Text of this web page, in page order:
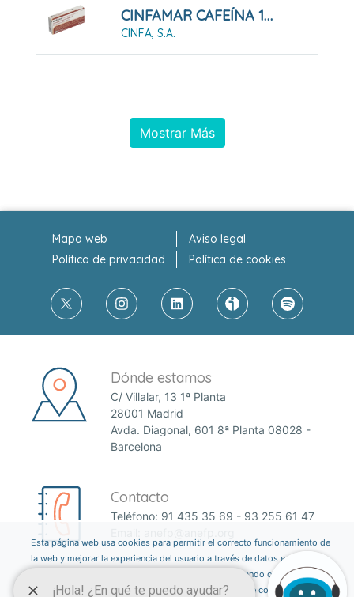
CINFAMAR CAFEÍNA 10 COMPRIMIDOS RECUBIERTOS
CINFA, S.A.
Mostrar Más
Mapa web
Aviso legal
Política de privacidad
Política de cookies
Dónde estamos
C/ Villalar, 13 1ª Planta
28001 Madrid
Avda. Diagonal, 601 8ª Planta 08028 -
Barcelona
Contacto
Teléfono: 91 435 35 69 - 93 255 61 47
Esta página web usa cookies para permitir el correcto funcionamiento de
la web y mejorar la experiencia del usuario a través de datos estadísticos.
Puedes informarte sobre qué cookies estamos utilizando o desactivarlas
a través del botón ajustes. Consulta nuestra política de cookiesaquí .